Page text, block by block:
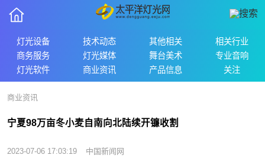
灯光设备 技术动态 其他相关
相关行业
商务服务
灯光媒体 舞台美术
专业音响
灯光软件
商业资讯 产品信息 关注
商业资讯
宁夏98万亩冬小麦自南向北陆续开镰收割
2023-07-06 17:03:19 中国新闻网